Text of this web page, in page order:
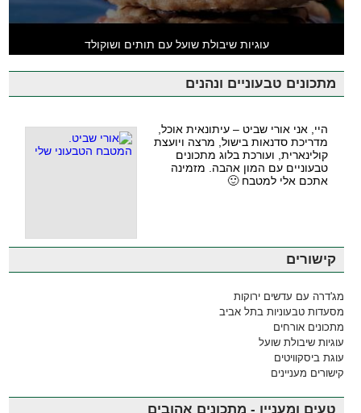
עוגיות שיבולת שועל עם תותים ושוקולד
מתכונים טבעוניים ונהנים
היי, אני אורי שביט – עיתונאית אוכל,
מדריכת סדנאות בישול, מרצה ויועצת
קולינארית, ועורכת בלוג מתכונים
טבעוניים עם המון אהבה. מזמינה
אתכם אלי למטבח 🙂
קישורים
מג'דרה עם עדשים ירוקות
מסעדות טבעוניות בתל אביב
מתכונים אורחים
עוגיות שיבולת שועל
עוגת ביסקוויטים
קישורים מעניינים
טעים ומעניין - מתכונים אהובים